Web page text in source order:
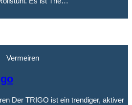
Vermeiren
Der TRIGO ist ein trendiger, aktiver